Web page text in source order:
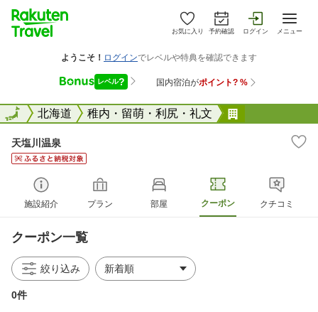
お気に入り 予約確認 ログイン メニュー
全国北海道 稚内・留萌・利尻・礼文
全国
天塩川温泉
施設紹介 プラン 部屋 クーポン クチコミ
クーポン一覧
絞り込み
0件